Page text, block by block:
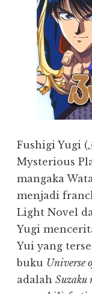
Fushigi Yugi (
Mysterious
mangaka
menjadi
Light Novel
Yugi
Yui yang
buku Universe
adalah Suzaku